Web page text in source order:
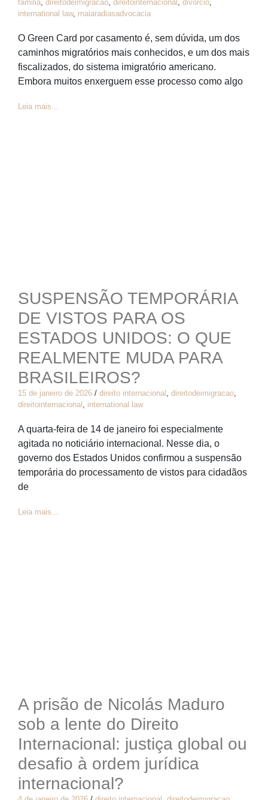
familia direitodeimigracao direitointernacional divorcio
international law, maiaradiasadvocacia
O Green Card por casamento é, sem dúvida, um dos
caminhos migratórios mais conhecidos, e um dos mais
fiscalizados, do sistema imigratório americano.
Embora muitos enxerguem esse processo como algo
Leia mais...
SUSPENSÃO TEMPORÁRIA
DE VISTOS PARA OS
ESTADOS UNIDOS: O QUE
REALMENTE MUDA PARA
BRASILEIROS?
15 de janeiro de 2026 / direito internacional , direitodeimigracao,
direitointernacional , international law
A quarta-feira de 14 de janeiro foi especialmente
agitada no noticiário internacional. Nesse dia, o
governo dos Estados Unidos confirmou a suspensão
temporária do processamento de vistos para cidadãos
de
Leia mais...
A prisão de Nicolás Maduro
sob a lente do Direito
Internacional: justiça global ou
desafio à ordem jurídica
internacional?